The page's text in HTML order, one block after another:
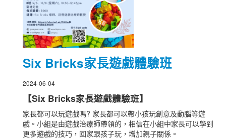
Six Bricks家長遊戲體驗班
2024-06-04
【Six Bricks家長遊戲體驗班】
家長都可以玩遊戲嗎? 家長都可以帶小孩玩創意及動腦等遊
戲。小組是由遊戲治療師帶領的，相信在小組中家長可以學到
更多遊戲的技巧，回家跟孩子玩，增加親子關係。